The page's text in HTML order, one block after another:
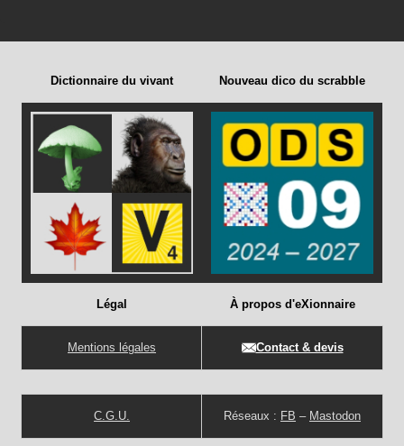
Dictionnaire du vivant Nouveau dico du scrabble
Légal
Mentions légales
C.G.U.
À propos d'eXionnaire
Contact & devis
Réseaux : FB – Mastodon